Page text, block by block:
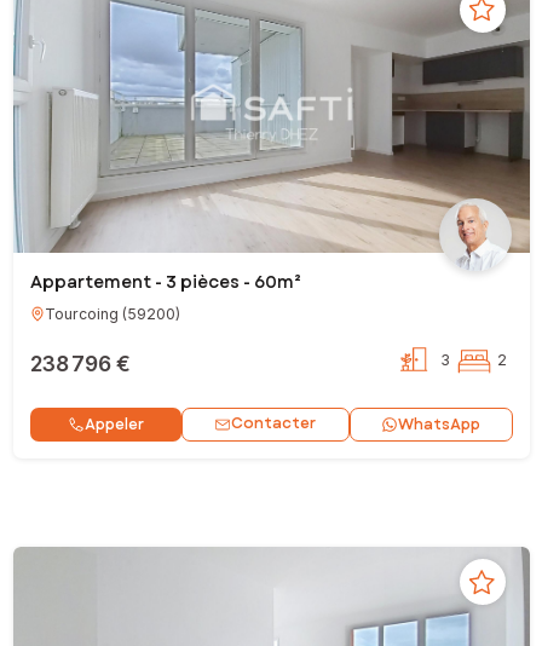
Appartement - 3 pièces - 60m²
Tourcoing (59200)
238 796 € 3 2
Appeler Contacter WhatsApp